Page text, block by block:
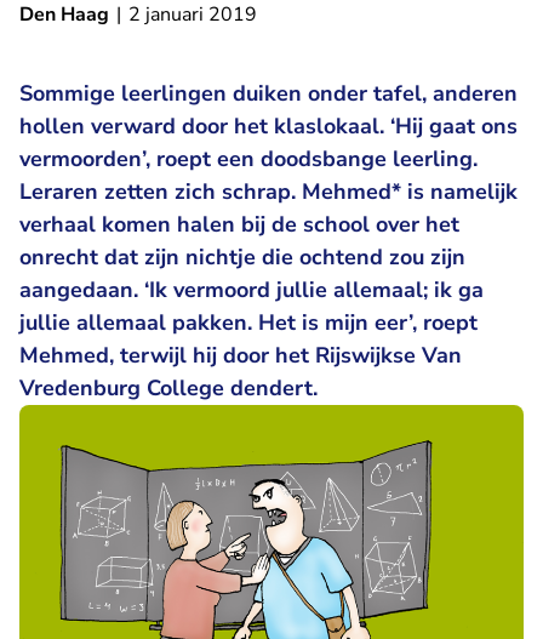
Den Haag | 2 januari 2019
Sommige leerlingen duiken onder tafel, anderen
hollen verward door het klaslokaal. ‘Hij gaat ons
vermoorden’, roept een doodsbange leerling.
Leraren zetten zich schrap. Mehmed* is namelijk
verhaal komen halen bij de school over het
onrecht dat zijn nichtje die ochtend zou zijn
aangedaan. ‘Ik vermoord jullie allemaal; ik ga
jullie allemaal pakken. Het is mijn eer’, roept
Mehmed, terwijl hij door het Rijswijkse Van
Vredenburg College dendert.